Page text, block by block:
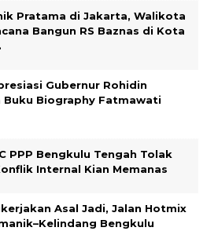
Pratama di Jakarta, Walikota
Bangun RS Baznas di Kota
Gubernur Rohidin
Buku Biography Fatmawati
PPP Bengkulu Tengah Tolak
Internal Kian Memanas
Asal Jadi, Jalan Hotmix
Bengkulu